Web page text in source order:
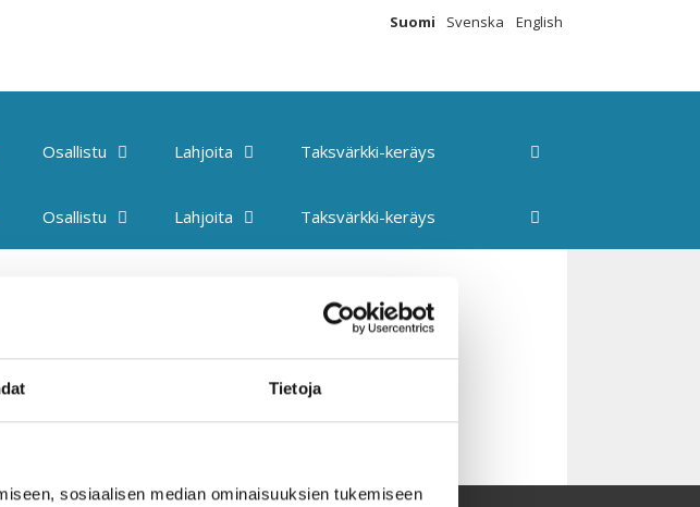
Tietoja
sosiaalisen median ominaisuuksien tukemiseen
Suomi Svenska English
Osallistu Lahjoita Taksvärkki-keräys
Osallistu Lahjoita Taksvärkki-keräys